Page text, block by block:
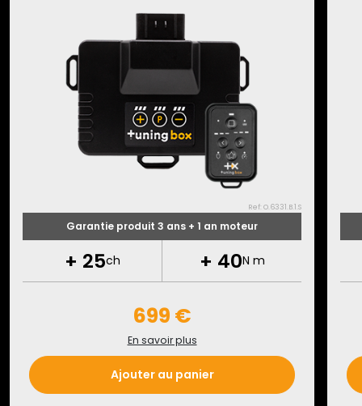
Ref: O.6331.B.1.S
Garantie produit 3 ans + 1 an moteur
+ 25ch + 40N m
699 €
En savoir plus
Ajouter au panier